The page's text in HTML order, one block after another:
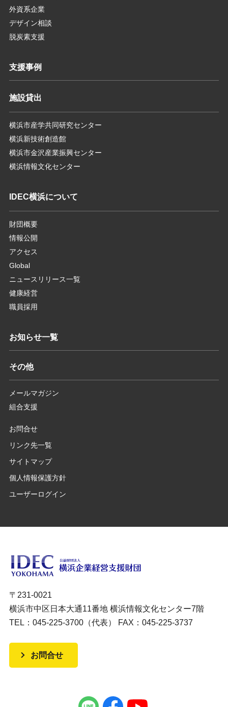
外資系企業
デザイン相談
脱炭素支援
支援事例
施設貸出
横浜市産学共同研究センター
横浜新技術創造館
横浜市金沢産業振興センター
横浜情報文化センター
IDEC横浜について
財団概要
情報公開
アクセス
Global
ニュースリリース一覧
健康経営
職員採用
お知らせ一覧
その他
メールマガジン
組合支援
お問合せ
リンク先一覧
サイトマップ
個人情報保護方針
ユーザーログイン
〒231-0021
横浜市中区日本大通11番地 横浜情報文化センター7階
TEL：045-225-3700（代表） FAX：045-225-3737
お問合せ